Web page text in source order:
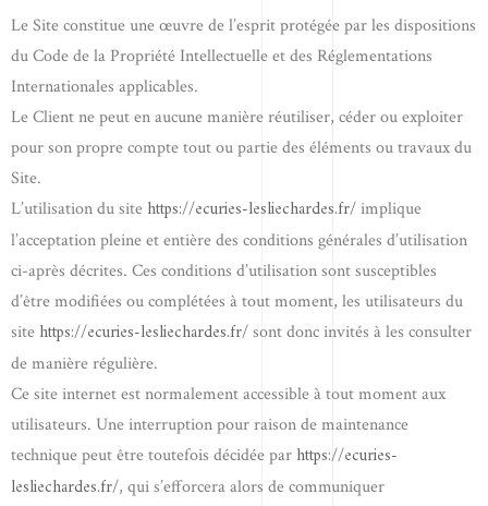
Le Site constitue une œuvre de l’esprit protégée par les dispositions
du Code de la Propriété Intellectuelle et des Réglementations
Internationales applicables.
Le Client ne peut en aucune manière réutiliser, céder ou exploiter
pour son propre compte tout ou partie des éléments ou travaux du
Site.
L’utilisation du site https://ecuries-lesliechardes.fr/implique
l’acceptation pleine et entière des conditions générales d’utilisation
ci-après décrites. Ces conditions d’utilisation sont susceptibles
d’être modifiées ou complétées à tout moment, les utilisateurs du
site https://ecuries-lesliechardes.fr/sont donc invités à les consulter
de manière régulière.
Ce site internet est normalement accessible à tout moment aux
utilisateurs. Une interruption pour raison de maintenance
technique peut être toutefois décidée par https://ecuries-
lesliechardes.fr/, qui s’efforcera alors de communiquer